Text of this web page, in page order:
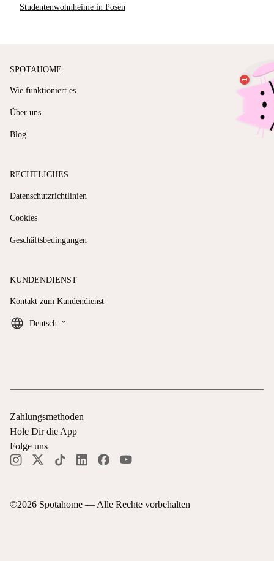
Studentenwohnheime in Posen
SPOTAHOME
Wie funktioniert es
Über uns
Blog
RECHTLICHES
Datenschutzrichtlinien
Cookies
Geschäftsbedingungen
KUNDENDIENST
Kontakt zum Kundendienst
Deutsch keyboard_arrow_down
©2026 Spotahome — Alle Rechte vorbehalten
Zahlungsmethoden
Hole Dir die App
Folge uns